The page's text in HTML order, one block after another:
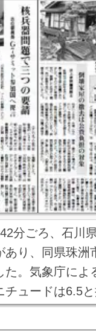
分ごろ、石川
あり、同県珠洲
た。気象庁によ
チュードは6.5と